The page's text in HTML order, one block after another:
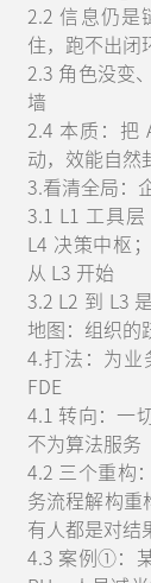
2.2 信息仍是
住，跑不出闭
2.3 角色没变
墙
2.4 本质：把
动，效能自然
3.看清全局：
3.1 L1 工具
L4 决策中枢
从 L3 开始
3.2 L2 到 L3
地图：组织的
4.打法：为业
FDE
4.1 转向：一
不为算法服务
4.2 三个重构
务流程解构
有人都是对结
4.3 案例①：